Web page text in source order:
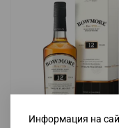
Информация на